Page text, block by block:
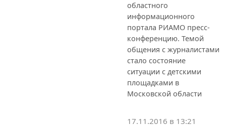
областного
информационного
портала РИАМО пресс-
конференцию. Темой
общения с журналистами
стало состояние
ситуации с детскими
площадками в
Московской области
17.11.2016 в 13:21